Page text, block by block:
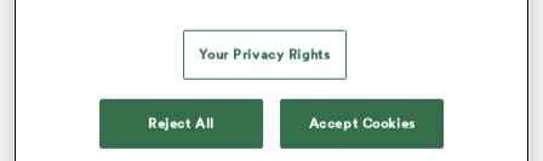
Dax v Provence Rugby
Manche 9
Your Privacy Rights
Reject All Accept Cookies